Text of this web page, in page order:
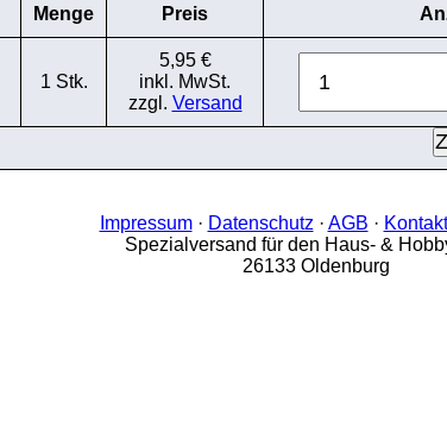
Menge
Preis
1 Stk.
5,95 €
inkl. MwSt.
zzgl. Versand
Impressum· Datenschutz · AGB · Kontakt
Spezialversand für den Haus- &
26133 Oldenburg